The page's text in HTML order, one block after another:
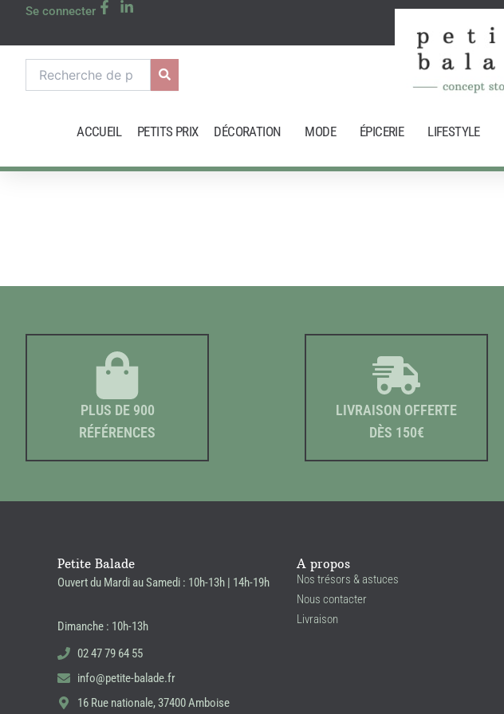
Se connecter
pour :
ACCUEIL PETITS PRIX DÉCORATION MODE ÉPICERIE LIFESTYLE
PLUS DE 900
RÉFÉRENCES
LIVRAISON OFFERTE
DÈS 150€
Petite Balade
Ouvert du Mardi au Samedi : 10h-13h | 14h-19h
Dimanche : 10h-13h
02 47 79 64 55
info@petite-balade.fr
16 Rue nationale, 37400 Amboise
A propos
Nos trésors & astuces
Nous contacter
Livraison